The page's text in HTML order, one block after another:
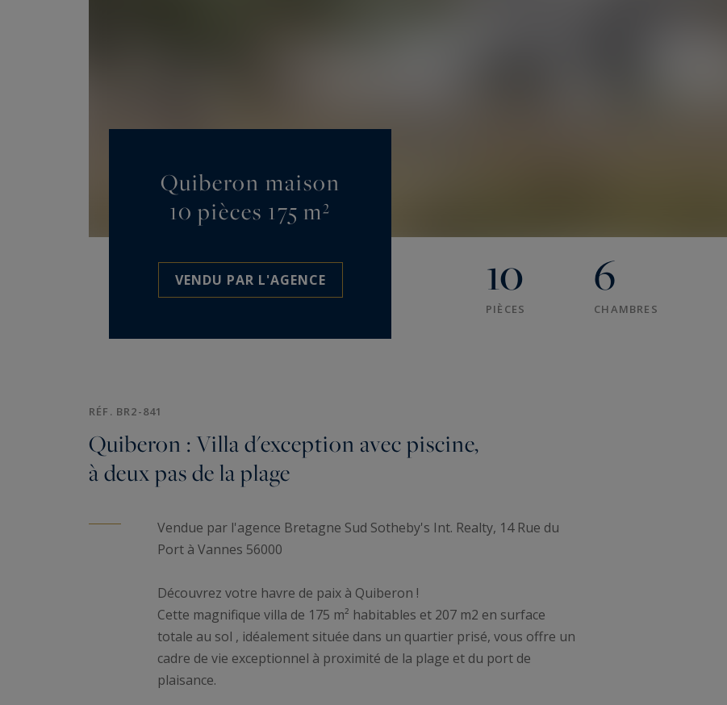
Quiberon maison
10 pièces 175 m²
VENDU PAR L'AGENCE 10
PIÈCES
6
CHAMBRES
RÉF. BR2-841
Quiberon : Villa d'exception avec piscine,
à deux pas de la plage
Vendue par l'agence Bretagne Sud Sotheby's Int. Realty, 14 Rue du
Port à Vannes 56000
Découvrez votre havre de paix à Quiberon !
Cette magnifique villa de 175 m² habitables et 207 m2 en surface
totale au sol , idéalement située dans un quartier prisé, vous offre un
cadre de vie exceptionnel à proximité de la plage et du port de
plaisance.